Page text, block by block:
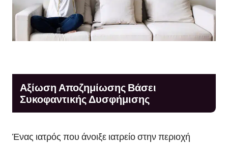
Αξίωση Αποζημίωσης Βάσει
Συκοφαντικής Δυσφήμισης
Ένας ιατρός που άνοιξε ιατρείο στην περιοχή